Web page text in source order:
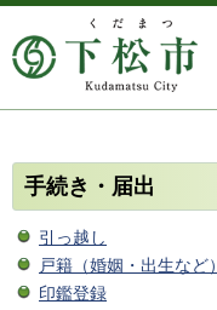
手続き・届出
引っ越し
戸籍（婚姻・出生など）
印鑑登録